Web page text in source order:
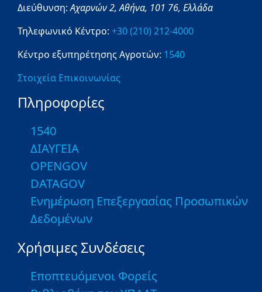
Διεύθυνση:Αχαρνών 2,Αθήνα, 101 76, Ελλάδα
Τηλεφωνικό Κέντρο: +30 (210) 212-4000
Κέντρο εξυπηρέτησης Αγροτών: 1540
Στοιχεία Επικοινωνίας
Πληροφορίες
1540
ΔΙΑΥΓΕΙΑ
OPENGOV
DATAGOV
Ενημέρωση Επεξεργασίας Προσωπικών
Δεδομένων
Χρήσιμες Συνδέσεις
Εποπτευόμενοι Φορείς